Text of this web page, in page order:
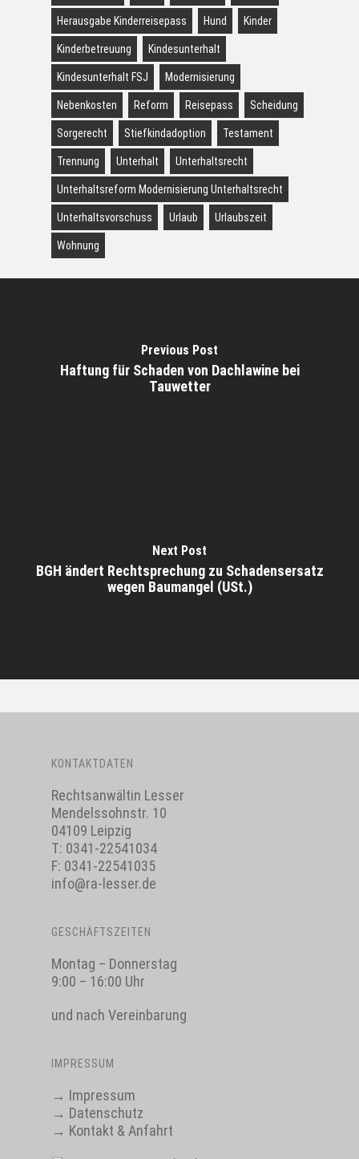
Herausgabe Kinderreisepass Hund Kinder
Kinderbetreuung Kindesunterhalt
Kindesunterhalt FSJ Modernisierung
Nebenkosten Reform Reisepass Scheidung
Sorgerecht Stiefkindadoption Testament
Trennung Unterhalt Unterhaltsrecht
Unterhaltsreform Modernisierung Unterhaltsrecht
Unterhaltsvorschuss Urlaub Urlaubszeit
Wohnung
Previous Post
Haftung für Schaden von Dachlawine bei
Tauwetter
Next Post
BGH ändert Rechtsprechung zu Schadensersatz
wegen Baumangel (USt.)
KONTAKTDATEN
Rechtsanwältin Lesser
Mendelssohnstr. 10
04109 Leipzig
T: 0341-22541034
F: 0341-22541035
info@ra-lesser.de
GESCHÄFTSZEITEN
Montag – Donnerstag
9:00 – 16:00 Uhr
und nach Vereinbarung
IMPRESSUM
→ Impressum
→ Datenschutz
→ Kontakt & Anfahrt